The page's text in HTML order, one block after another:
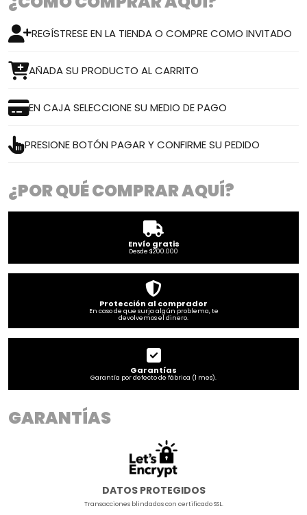
REGÍSTRESE EN LA TIENDA O COMPRE COMO INVITADO
AÑADA SU PRODUCTO AL CARRITO
EN CAJA SELECCIONE SU MEDIO DE PAGO
PRESIONE BOTÓN PAGAR Y CONFIRME SU PEDIDO
¿POR QUÉ COMPRAR AQUÍ?
Envío gratis
Desde $200.000
Protección al comprador
En caso de que surja algún problema, te
devolvemos el dinero.
Garantías
Garantía por defecto de fábrica (1 mes).
GARANTÍAS
DATOS PROTEGIDOS
Transacciones blindadas con certificado SSL.